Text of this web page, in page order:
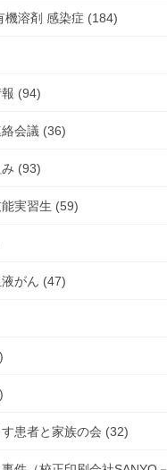
機溶剤 感染症 (184)
(94)
会議 (36)
(93)
実習生 (59)
がん (47)
患者と家族の会 (32)